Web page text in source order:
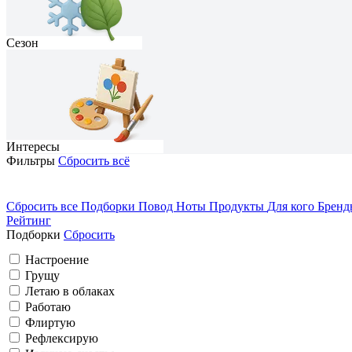
Сезон
Интересы
На каждый день
Вечеринка
Домосед
Путешествую
Фильтры Сбросить всё
Сбросить все Подборки Повод Ноты Продукты Для кого
Рейтинг
Подборки Сбросить
Настроение
Грущу
Летаю в облаках
Работаю
Флиртую
Рефлексирую